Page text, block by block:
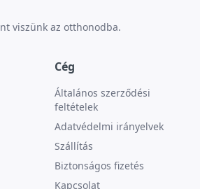
viszünk az otthonodba.
Cég
Általános szerződési
feltételek
Adatvédelmi irányelvek
Szállítás
Biztonságos fizetés
Kapcsolat